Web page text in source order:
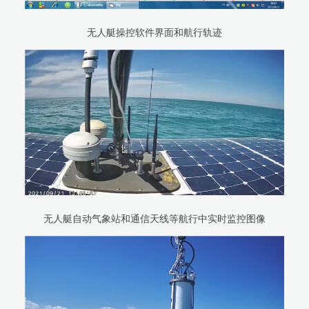
无人艇操控软件界面和航行轨迹
无人艇自动气象站和通信天线等航行中实时监控图像